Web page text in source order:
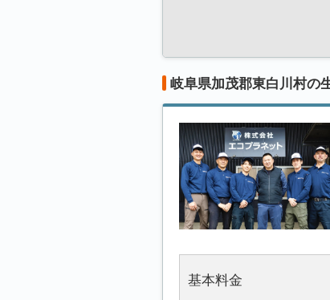
岐阜県加茂郡東白川村の
基本料金